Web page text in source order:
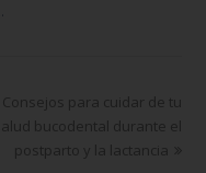
Consejos para cuidar de tu
bucodental durante el
postparto y la lactancia